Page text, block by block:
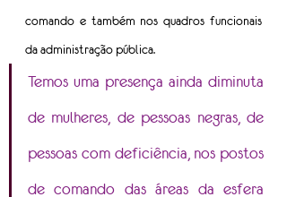
comando e também nos quadros funcionais
da administração pública.
Temos uma presença ainda diminuta
de mulheres, de pessoas negras, de
pessoas com deficiência, nos postos
de comando das áreas da esfera